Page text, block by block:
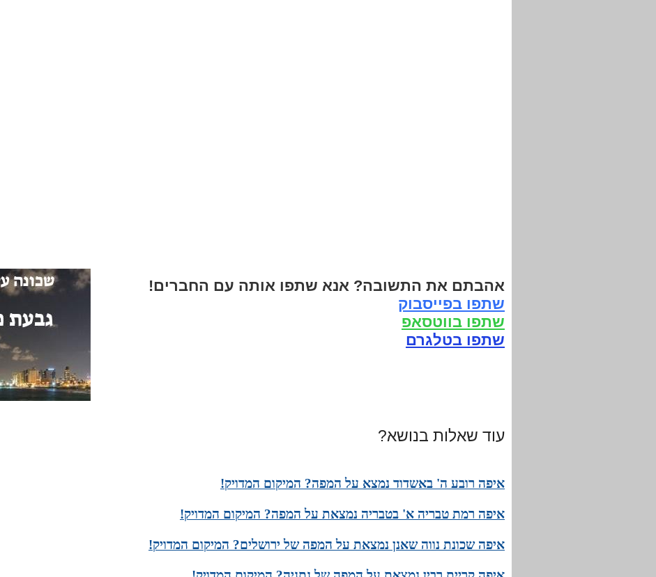
אהבתם את התשובה? אנא שתפו אותה עם החברים!
שתפו בפייסבוק
שתפו בווטסאפ
שתפו בטלגרם
עוד שאלות בנושא?
איפה רובע ה' באשדוד נמצא על המפה? המיקום המדויק!
איפה רמת טבריה א' בטבריה נמצאת על המפה? המיקום המדויק!
איפה שכונת נווה שאנן נמצאת על המפה של ירושלים? המיקום המדויק!